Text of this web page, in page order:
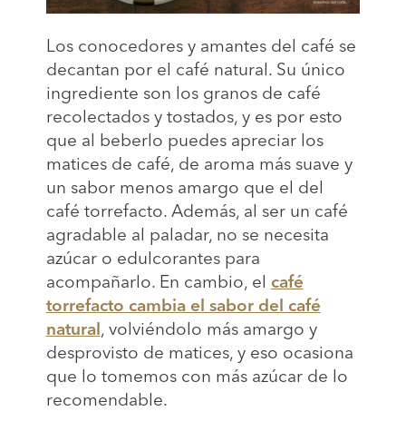
Los conocedores y amantes del café se
decantan por el café natural. Su único
ingrediente son los granos de café
recolectados y tostados, y es por esto
que al beberlo puedes apreciar los
matices de café, de aroma más suave y
un sabor menos amargo que el del
café torrefacto. Además, al ser un café
agradable al paladar, no se necesita
azúcar o edulcorantes para
acompañarlo. En cambio, el café
torrefacto cambia el sabor del café
natural, volviéndolo más amargo y
desprovisto de matices, y eso ocasiona
que lo tomemos con más azúcar de lo
recomendable.